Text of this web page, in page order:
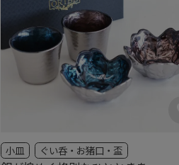
小皿 ぐい呑・お猪口・盃